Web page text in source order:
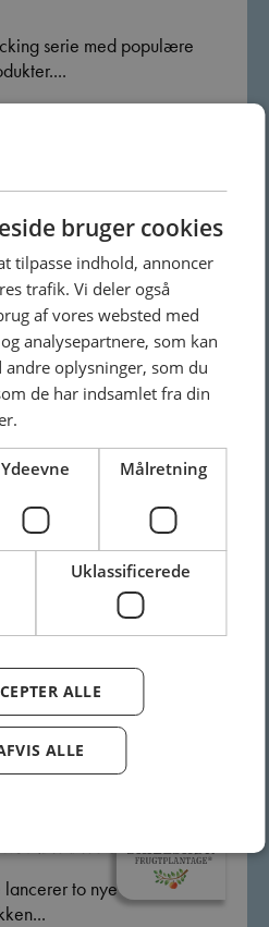
univers på
og julehonning
Mælk 37%
bruger cookies
tilpasse indhold, annoncer
trafik. Vi deler også
af vores websted med
analysepartnere, som kan
oplysninger, som du
de har indsamlet fra din
Ydeevne Målretning
Uklassificerede
ALLE
ALLE